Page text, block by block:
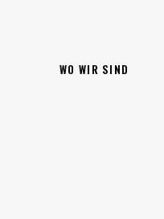
WO WIR SIND